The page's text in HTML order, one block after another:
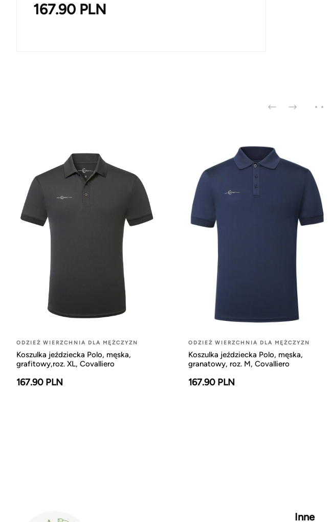
167.90 PLN
ODZIEŻ WIERZCHNIA DLA MĘŻCZYZN
Koszulka jeździecka Polo, męska,
grafitowy,roz. XL, Covalliero
167.90 PLN
ODZIEŻ WIERZCHNIA DLA MĘŻCZYZN
Koszulka jeździecka Polo, męska,
granatowy, roz. M, Covalliero
167.90 PLN
Inne